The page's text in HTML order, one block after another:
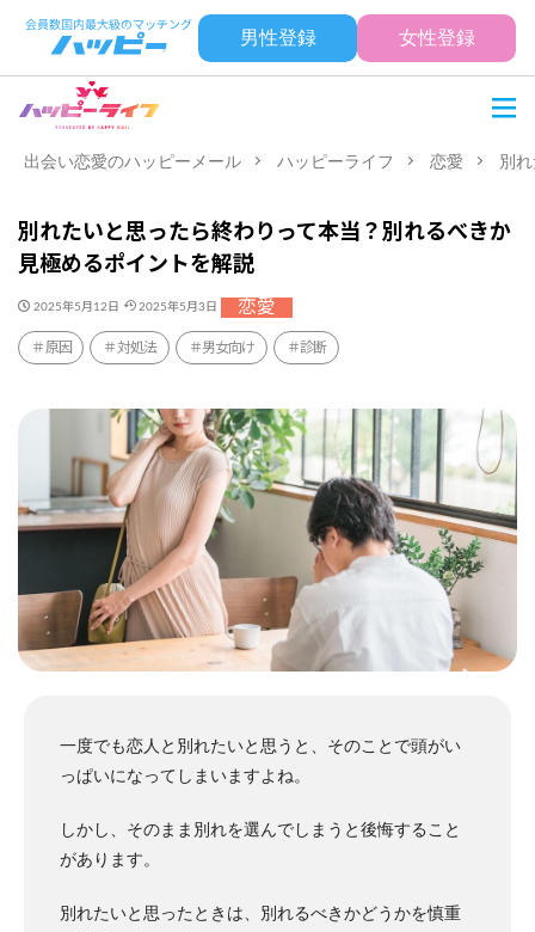
男性登録 女性登録
出会い恋愛のハッピーメール ハッピーライフ 恋愛 別
別れたいと思ったら終わりって本当？別れるべきか
見極めるポイントを解説
2025年5月12日 2025年5月3日 恋愛
原因 対処法 男女向け 診断
一度でも恋人と別れたいと思うと、そのことで頭がい
っぱいになってしまいますよね。
しかし、そのまま別れを選んでしまうと後悔すること
があります。
別れたいと思ったときは、別れるべきかどうかを慎重